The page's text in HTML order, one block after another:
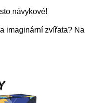
návykové!
imaginární zvířata? Na